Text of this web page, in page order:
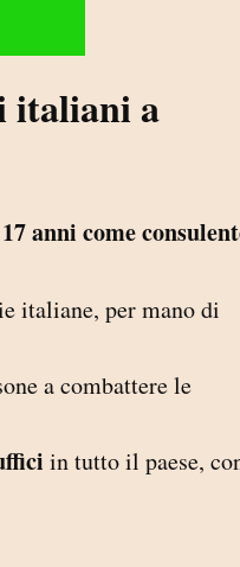
italiani a
17 anni come
italiane, per mano di
a combattere le
in tutto il paese,